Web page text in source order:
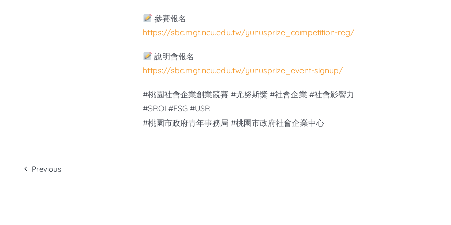
參賽報名
https://sbc.mgt.ncu.edu.tw/yunusprize_competition-reg/
說明會報名
https://sbc.mgt.ncu.edu.tw/yunusprize_event-signup/
#桃園社會企業創業競賽 #尤努斯獎 #社會企業 #社會影響力
#SROI #ESG #USR
#桃園市政府青年事務局 #桃園市政府社會企業中心
Previous